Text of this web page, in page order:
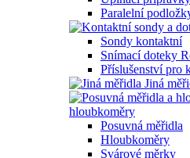
Paralelní
Sondy kontaktní
Snímací doteky
Příslušenství pro
Jiná
hloubkoměry
Posuvná měřidla
Hloubkoměry
Svárové měrky